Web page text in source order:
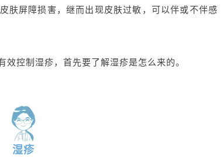
肤屏障损害，继而出现皮肤过敏，可以伴或不伴感
控制湿疹，首先要了解湿疹是怎么来的。
湿疹